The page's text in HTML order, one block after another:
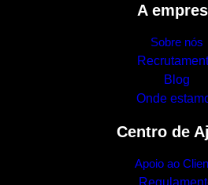
A
Sobre nós
Blog
Onde
Centro de
Apoio ao